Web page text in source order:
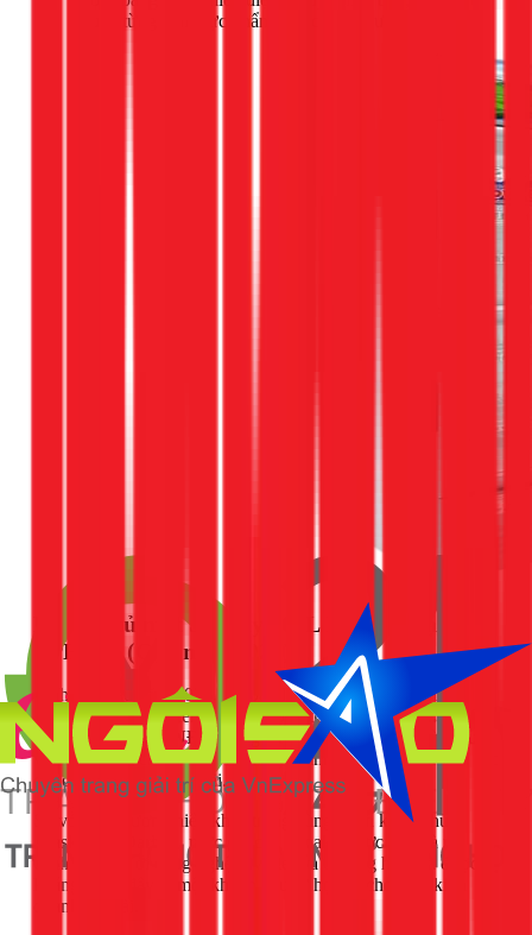
quản từng loại thực phẩm một cách tối ưu nhất.
Báo giá tủ mát Sanaky 400L Inverter tại
TPHCM (Cập nhật 2026)
Tính đến đầu năm 2026, giá bán lẻ cho một chiếc tủ mát
Sanaky 400L Inverter mới dao động trong khoảng12.500.000
đến 13.500.000 VNĐ . Mức giá này có thể thay đổi tùy thuộc
vào nhà cung cấp (như Điện Máy Xanh, Nguyễn Kim) và các
chương trình khuyến mãi.
So với các thương hiệu khác trong cùng phân khúc như
Alaska hay Darling, mức giá của Sanaky được xem là rất
cạnh tranh. Với công nghệ Inverter và thương hiệu đã được
khẳng định, đây là một khoản đầu tư hợp lý cho việc kinh
doanh lâu dài.